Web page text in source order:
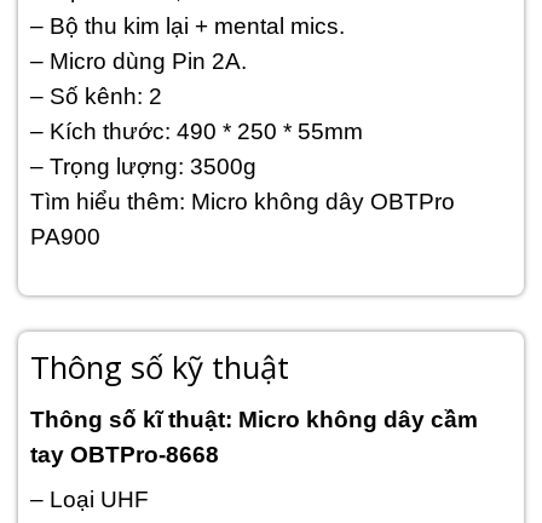
– Bộ thu kim lại + mental mics.
– Micro dùng Pin 2A.
– Số kênh: 2
– Kích thước: 490 * 250 * 55mm
– Trọng lượng: 3500g
Tìm hiểu thêm: Micro không dây OBTPro
PA900
Thông số kỹ thuật
Thông số kĩ thuật: Micro không dây cầm
tay OBTPro-8668
– Loại UHF